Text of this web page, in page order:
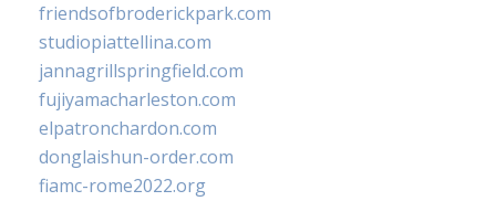
friendsofbroderickpark.com
studiopiattellina.com
jannagrillspringfield.com
fujiyamacharleston.com
elpatronchardon.com
donglaishun-order.com
fiamc-rome2022.org